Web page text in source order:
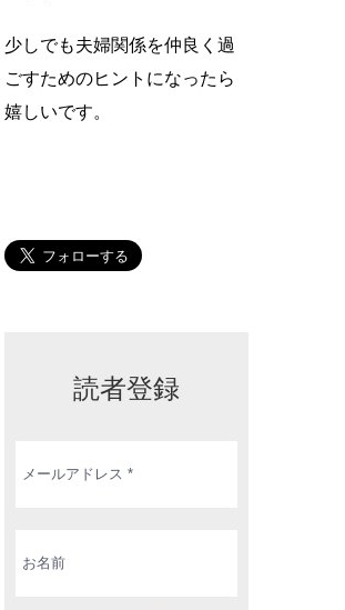
少しでも夫婦関係を仲良く過
ごすためのヒントになったら
嬉しいです。
読者登録
ー